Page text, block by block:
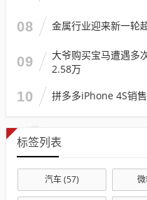
08 金属行业迎来新一轮
09
大爷购买宝马遭遇多
2.58万
10 拼多多iPhone 4S销
标签列表
汽车(57)